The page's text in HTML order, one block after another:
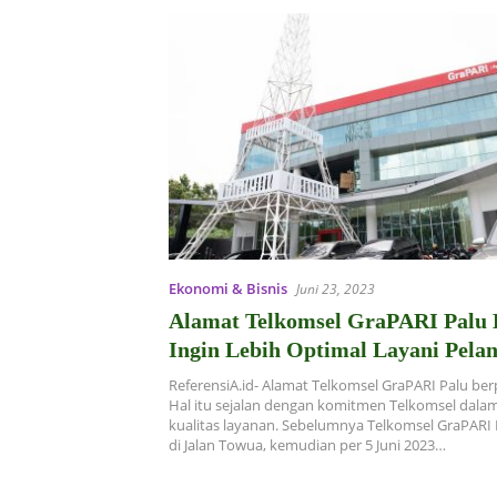
Ekonomi & Bisnis Juni 23, 2023
Alamat Telkomsel GraPARI Palu
Ingin Lebih Optimal Layani
ReferensiA.id- Alamat Telkomsel GraPARI Palu
Hal itu sejalan dengan komitmen Telkomsel
kualitas layanan. Sebelumnya Telkomsel
di Jalan Towua, kemudian per 5 Juni 2023…